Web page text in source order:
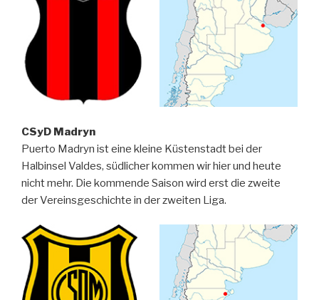
CSyD Madryn
Puerto Madryn ist eine kleine Küstenstadt bei der
Halbinsel Valdes, südlicher kommen wir hier und heute
nicht mehr. Die kommende Saison wird erst die zweite
der Vereinsgeschichte in der zweiten Liga.